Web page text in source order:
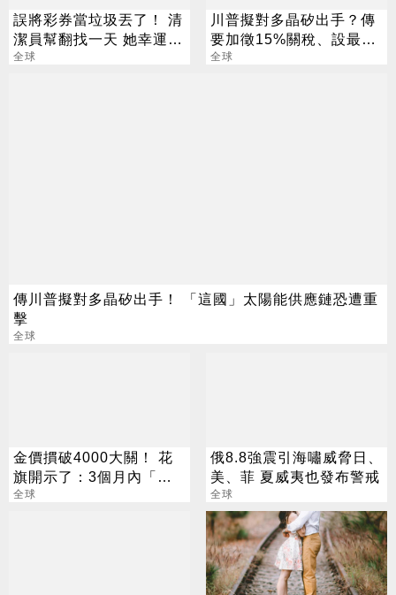
誤將彩券當垃圾丟了！ 清
潔員幫翻找一天 她幸運撿
回3700萬
全球
川普擬對多晶矽出手？傳
要加徵15%關稅、設最低
進口價
全球
傳川普擬對多晶矽出手！ 「這國」太陽能供應鏈恐遭重
擊
全球
金價摜破4000大關！ 花
旗開示了：3個月內「跌
到這」
全球
俄8.8強震引海嘯威脅日、
美、菲 夏威夷也發布警戒
全球